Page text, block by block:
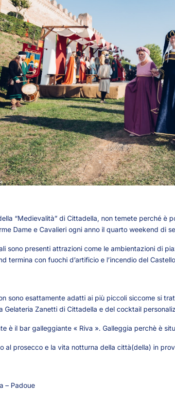
“Medievalità” di Cittadella, non temete perché è
Dame e Cavalieri ogni anno il quarto weekend di
sono presenti attrazioni come le ambientazioni di
termina con fuochi d’artificio e l’incendio del
sono esattamente adatti ai più piccoli siccome si
Gelateria Zanetti di Cittadella e del cocktail
è il bar galleggiante « Riva ». Galleggia perchè è
al prosecco e la vita notturna della città(della) in
– Padoue